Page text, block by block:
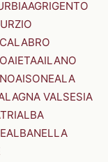
AGRIGENTO
AIETAAILANO
AISONEALA
VALSESIA
ALBA
ALBANELLA